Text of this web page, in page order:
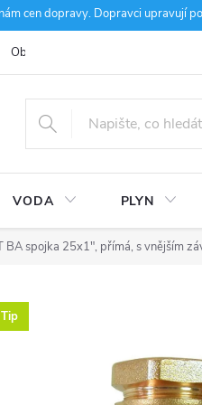
cen dopravy. Dopravci upravují
Obchodní podmínky
VODA PLYN
BA spojka 25x1", přímá, s vnějším
Tip